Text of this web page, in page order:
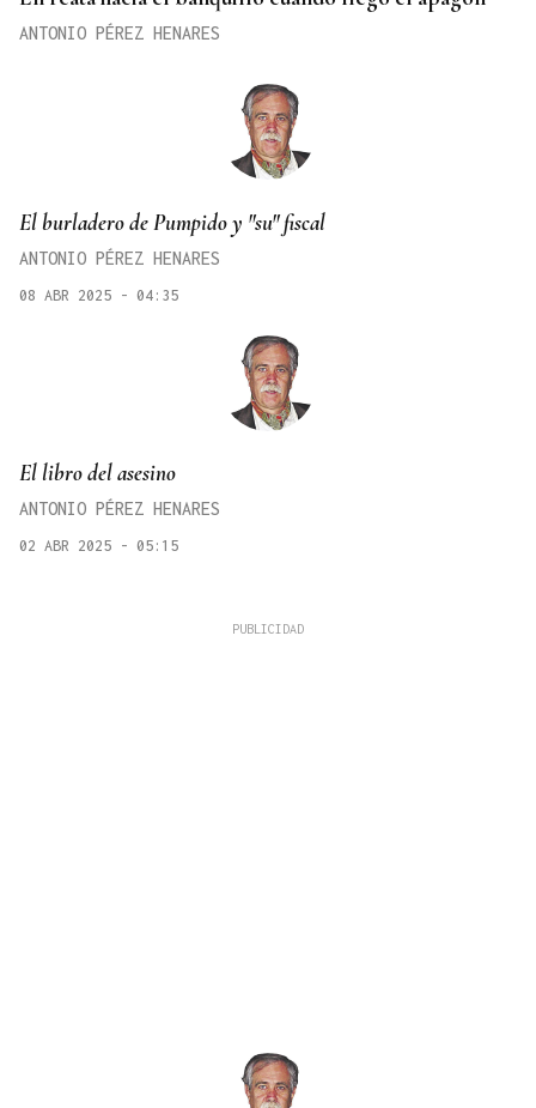
ANTONIO PÉREZ HENARES
El burladero de Pumpido y "su" fiscal
ANTONIO PÉREZ HENARES
08 ABR 2025 - 04:35
El libro del asesino
ANTONIO PÉREZ HENARES
02 ABR 2025 - 05:15